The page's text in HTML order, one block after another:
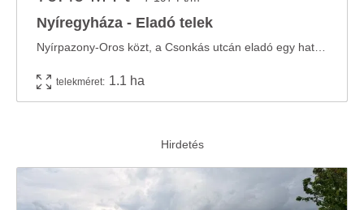
Nyíregyháza - Eladó telek
telekméret: 1.1 ha